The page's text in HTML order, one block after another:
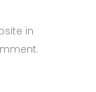
in